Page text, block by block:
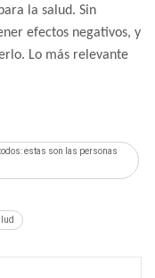
la salud. Sin
efectos negativos, y
Lo más relevante
estas son las personas